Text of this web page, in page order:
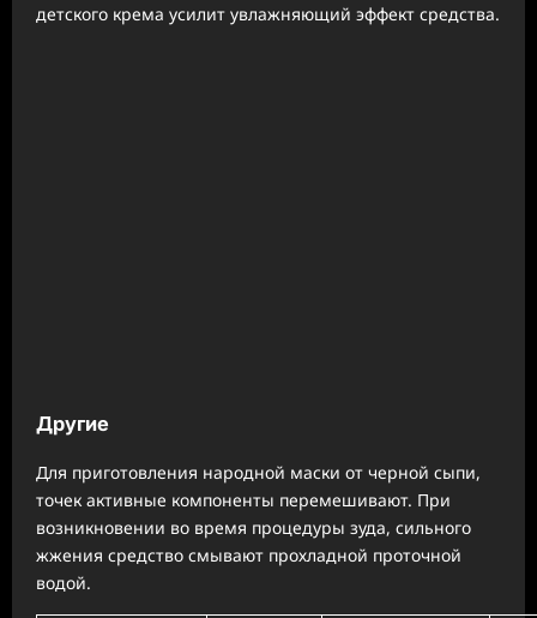
детского крема усилит увлажняющий эффект средства.
Другие
Для приготовления народной маски от черной сыпи,
точек активные компоненты перемешивают. При
возникновении во время процедуры зуда, сильного
жжения средство смывают прохладной проточной
водой.